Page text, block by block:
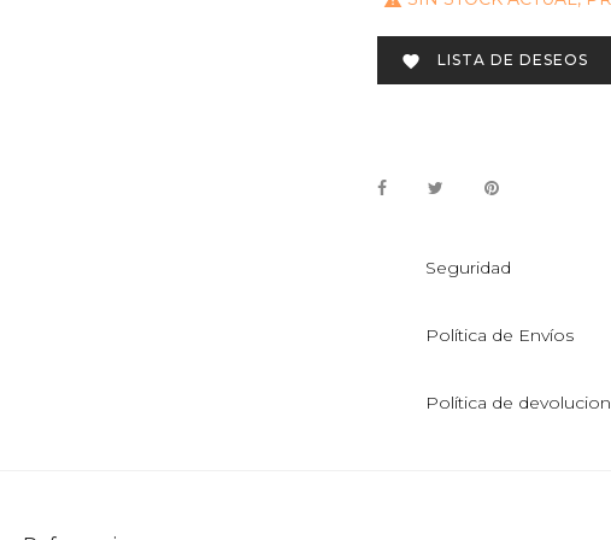
 LISTA DE DESEOS
Seguridad
Política de Envíos
Política de